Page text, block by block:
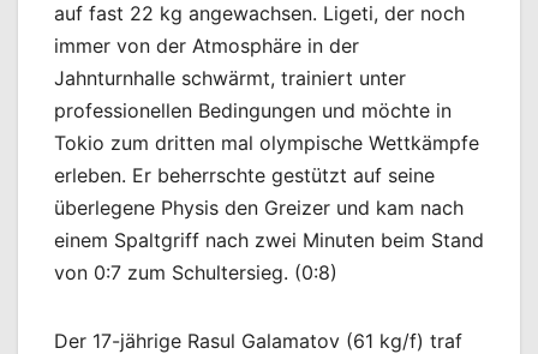
auf fast 22 kg angewachsen. Ligeti, der noch
immer von der Atmosphäre in der
Jahnturnhalle schwärmt, trainiert unter
professionellen Bedingungen und möchte in
Tokio zum dritten mal olympische Wettkämpfe
erleben. Er beherrschte gestützt auf seine
überlegene Physis den Greizer und kam nach
einem Spaltgriff nach zwei Minuten beim Stand
von 0:7 zum Schultersieg. (0:8)
Der 17-jährige Rasul Galamatov (61 kg/f) traf